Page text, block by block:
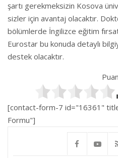
şartı gerekmeksizin Kosova
sizler için avantaj olacaktır.
bölümlerde İngilizce eğitim
Eurostar bu konuda detaylı
destek olacaktır.
[contact-form-7 id="16361"
Formu"]